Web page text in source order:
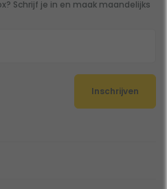
Schrijf je in en maak maandelijks
Inschrijven